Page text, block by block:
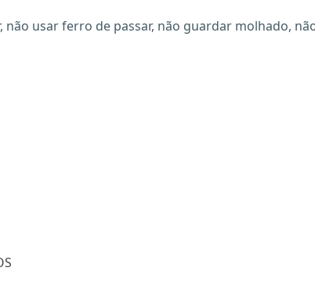
usar ferro de passar, não guardar molhado,